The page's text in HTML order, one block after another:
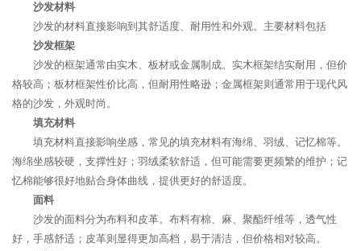
沙发材料
沙发的材料直接影响到其舒适度、耐用性和外观。主要材料包括
沙发框架
沙发的框架通常由实木、板材或金属制成。实木框架结实耐用，但价
格较高；板材框架性价比高，但耐用性略逊；金属框架则通常用于现代风
格的沙发，外观时尚。
填充材料
填充材料直接影响坐感，常见的填充材料有海绵、羽绒、记忆棉等。
海绵坐感较硬，支撑性好；羽绒柔软舒适，但可能需要更频繁的维护；记
忆棉能够很好地贴合身体曲线，提供更好的舒适度。
面料
沙发的面料分为布料和皮革。布料有棉、麻、聚酯纤维等，透气性
好，手感舒适；皮革则显得更加高档，易于清洁，但价格相对较高。